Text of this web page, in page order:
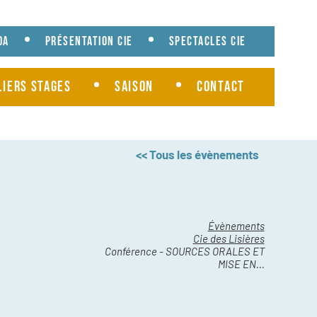
Présentation cie Spectacles cie
Stages Saison Contact
Évènements
Cie des Lisières
Conférence - SOURCES ORALES ET
MISE EN...
<< Tous les évènements